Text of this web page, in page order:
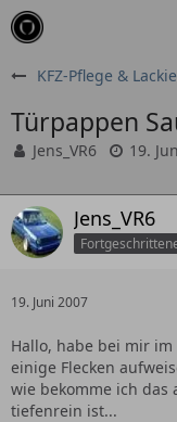
KFZ-Pflege &
Türpappen
Jens_VR6 19.
Jens_VR6
19. Juni 2007
Hallo, habe bei mir
einige Flecken
wie bekomme ich das
tiefenrein ist...